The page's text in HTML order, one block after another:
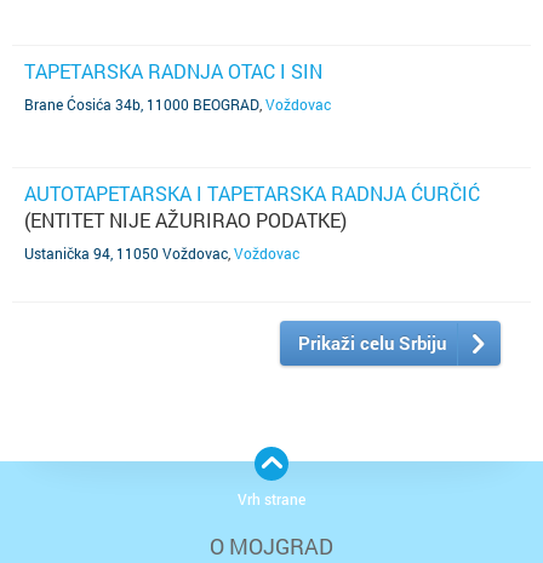
TAPETARSKA RADNJA OTAC I SIN
Brane Ćosića 34b, 11000 BEOGRAD Voždovac
AUTOTAPETARSKA I TAPETARSKA RADNJA ĆURČIĆ
(ENTITET NIJE AŽURIRAO PODATKE)
Ustanička 94, 11050 Voždovac Voždovac
Prikaži celu Srbiju
O MOJGRAD
Vrh strane